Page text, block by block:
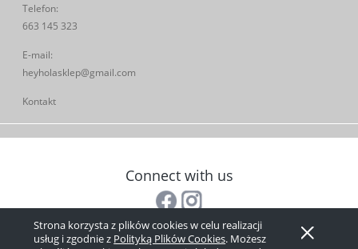
Strona korzysta z plików cookies w celu realizacji
usług i zgodnie z Polityką Plików Cookies. Możesz
Telefon:
663 145 323
E-mail:
heyholasklep@gmail.com
Kontakt
Connect with us
Pokaż pełną wersję strony